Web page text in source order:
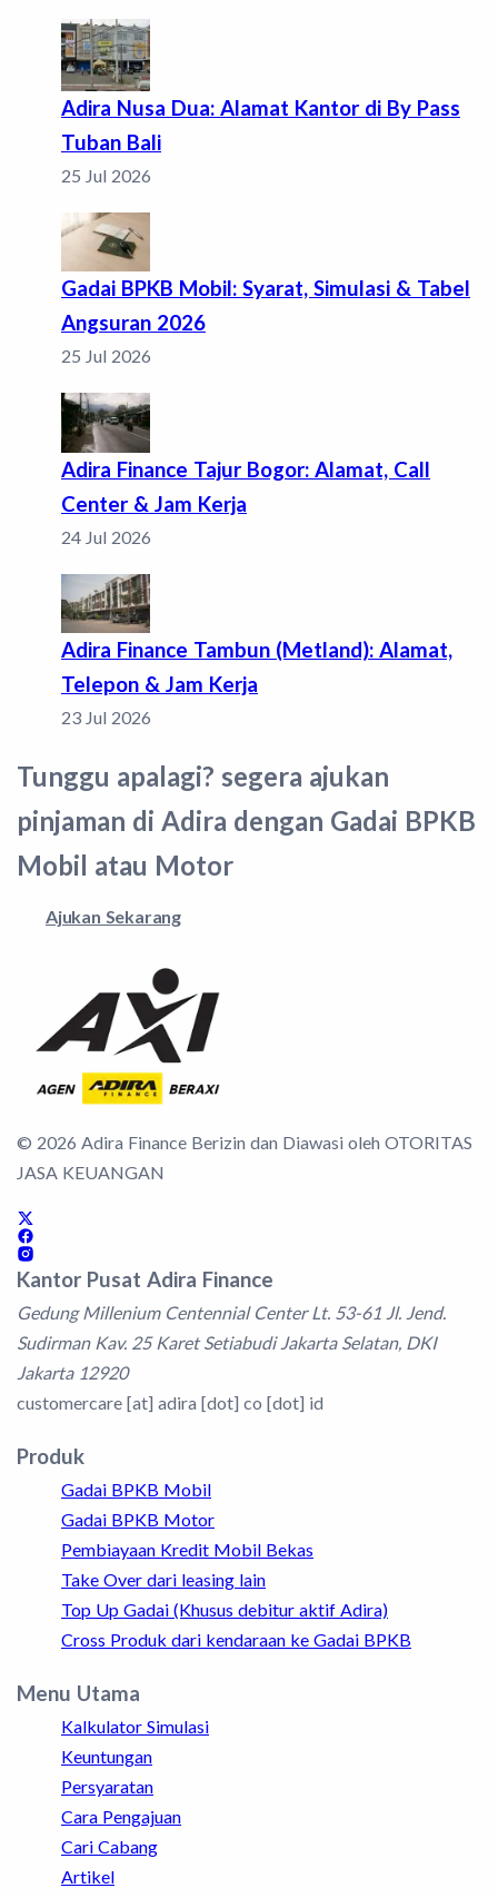
Adira Nusa Dua: Alamat Kantor di By Pass
Tuban Bali
25 Jul 2026
Gadai BPKB Mobil: Syarat, Simulasi & Tabel
Angsuran 2026
25 Jul 2026
Adira Finance Tajur Bogor: Alamat, Call
Center & Jam Kerja
24 Jul 2026
Adira Finance Tambun (Metland): Alamat,
Telepon & Jam Kerja
23 Jul 2026
Tunggu apalagi? segera ajukan
pinjaman di Adira dengan Gadai BPKB
Mobil atau Motor
Ajukan Sekarang
© 2026 Adira Finance Berizin dan Diawasi oleh OTORITAS
JASA KEUANGAN
Kantor Pusat Adira Finance
Gedung Millenium Centennial Center Lt. 53-61 Jl. Jend.
Sudirman Kav. 25 Karet Setiabudi Jakarta Selatan, DKI
Jakarta 12920
customercare [at] adira [dot] co [dot] id
Produk
Gadai BPKB Mobil
Gadai BPKB Motor
Pembiayaan Kredit Mobil Bekas
Take Over dari leasing lain
Top Up Gadai (Khusus debitur aktif Adira)
Cross Produk dari kendaraan ke Gadai BPKB
Menu Utama
Kalkulator Simulasi
Keuntungan
Persyaratan
Cara Pengajuan
Cari Cabang
Artikel